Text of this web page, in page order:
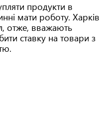
продукти в
мати роботу. Харків
отже, вважають
ставку на товари з